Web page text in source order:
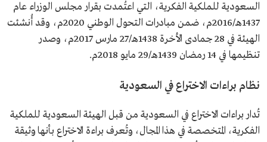
السعودية للملكية الفكرية، التي اعتُمدت بقرار مجلس الوزراء عام
1437هـ/2016م، ضمن مبادرات التحول الوطني 2020م، وقد أُنشئت
الهيئة في 28 جمادى الأخرة 1438هـ/27 مارس 2017م، وصدر
تنظيمها في 14 رمضان 1439هـ/29 مايو 2018م.
نظام براءات الاختراع في السعودية
تُدار براءات الاختراع في السعودية من قبل الهيئة السعودية للملكية
الفكرية، المتخصصة في هذا المجال، وتُعرف براءة الاختراع بأنها وثيقة